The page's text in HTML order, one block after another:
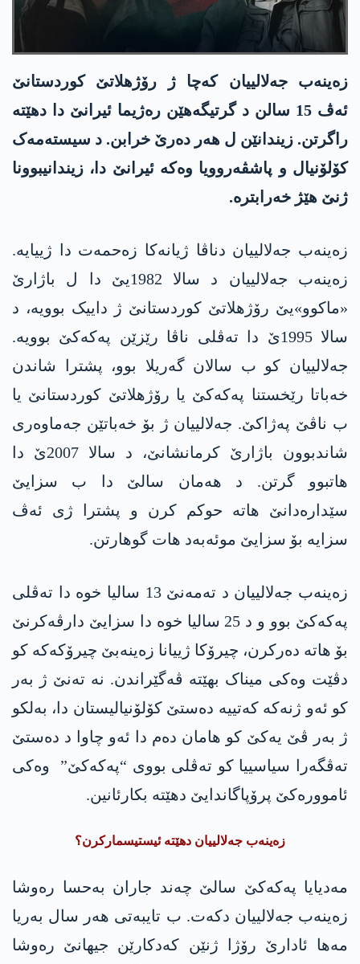
زەینەب جەلالییان کەچا ژ رۆژھلاتێ کوردستانێ
ئەڤ 15 سالن د گرتیگەھێن رەژیما ئیرانێ دا دهێتە
راگرتن. زیندانێن ل ھەر دەرێ خرابن. د سیستەمەک
کۆلۆنیال و پاشڤەروویا وەکە ئیرانێ دا، زیندانیبوونا
ژنێ ھێژ خەرابترە.
زەینەب جەلالییان دناڤا ژیانەکا زەحمەت دا ژییایە.
زەینەب جەلالییان د سالا 1982یێ دا ل باژارێ
«ماکوو»یێ رۆژھلاتێ کوردستانێ ژ داییک بوویە، د
سالا 1995ێ دا تەڤلی ناڤا رێزێن پەکەکێ بوویە.
جەلالییان کو ب سالان گەریلا بوو، پشترا شاندن
خەباتا رێخستنا پەکەکێ یا رۆژھلاتێ کوردستانێ یا
ب ناڤێ پەژاکێ. جەلالییان ژ بۆ خەباتێن جەماوەری
شاندبوون باژارێ کرمانشانێ، د سالا 2007ێ دا
ھاتبوو گرتن. د ھەمان سالێ دا ب سزایێ
سێدارەدانێ ھاتە حوکم کرن و پشترا ژی ئەڤ
سزایە بۆ سزایێ موئەبەد ھات گوھارتن.
زەینەب جەلالییان د تەمەنێ 13 سالیا خوە دا تەڤلی
پەکەکێ بوو و د 25 سالیا خوە دا سزایێ دارڤەکرنێ
بۆ هاتە دەرکرن، چیرۆکا ژییانا زەینەبێ چیرۆکەکە کو
دڤێت وەکی میناک بهێتە ڤەگێراندن. نە تەنێ ژ بەر
کو ئەو ژنەکە کەتییە دەستێ کۆلۆنیالیستان دا، بەلکو
ژ بەر ڤێ یەکێ کو ھامان دەم دا ئەو چاوا د دەستێ
تەڤگەرا سیاسییا کو تەڤلی بووی “پەکەکێ” وەکی
ئاموورەکێ پرۆپاگاندایێ دھێتە بکارئانین.
زەینەب جەلالییان دهێتە ئیستیسمارکرن؟
مەدیایا پەکەکێ سالێ چەند جاران بەحسا رەوشا
زەینەب جەلالییان دکەت. ب تایبەتی ھەر سال بەریا
مەھا ئادارێ رۆژا ژنێن کەدکارێن جیھانێ رەوشا